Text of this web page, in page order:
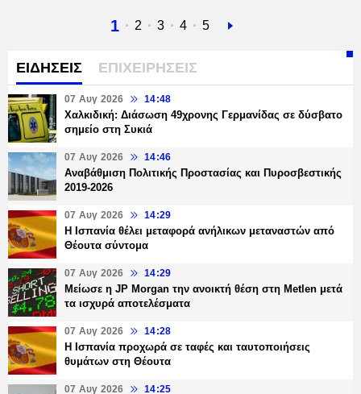
Τρέχουσα
1 Σελίδα
2 Σελίδα
3 Σελίδα
4 Σελίδα
5
Next
ΕΙΔΗΣΕΙΣ ΕΠΙΧΕΙΡΗΣΕΙΣ
07 Αυγ 2026 14:48
Χαλκιδική: Διάσωση 49χρονης Γερμανίδας σε δύσβατο
σημείο στη Συκιά
07 Αυγ 2026 14:46
Αναβάθμιση Πολιτικής Προστασίας και Πυροσβεστικής
2019-2026
07 Αυγ 2026 14:29
Η Ισπανία θέλει μεταφορά ανήλικων μεταναστών από
Θέουτα σύντομα
07 Αυγ 2026 14:29
Μείωσε η JP Morgan την ανοικτή θέση στη Metlen μετά
τα ισχυρά αποτελέσματα
07 Αυγ 2026 14:28
Η Ισπανία προχωρά σε ταφές και ταυτοποιήσεις
θυμάτων στη Θέουτα
07 Αυγ 2026 14:25